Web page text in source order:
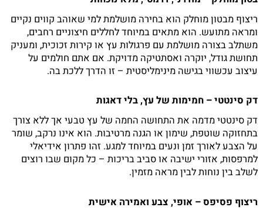
ריצוף מבטון מוחלק הוא בחירה מושלמת למי שאוהב קווים נקיים
ומראה מתועש. הוא מתאים במיוחד לחללים חיצוניים רחבים,
משתלב בצורה מושלמת עם פרגולות עץ או קירות זכוכית, ומעניק
תחושת גודל, יוקרה ואסתטיקה מדויקת. אם אתם חולמים על
עיצוב עכשווי בגישה מינימליסטית – זו הדרך ללכת בה.
דק סינטטי – חמימות של עץ, בלי דאגות
דק סינטטי מדמה את התחושה החמה של עץ טבעי אך ללא צורך
בתחזוקה שוטפת, שימון או הגנה מרטיבות. הוא אינו נרקב, שומר
על הצבע לאורך זמן ונעים במיוחד למגע. זהו פתרון אידיאלי
למרפסות, אזורי ישיבה או סביב בריכות – כל מקום שבו רוצים
לשלב בין נוחות לבין מראה מזמין.
ריצוף פסיפס – אופי, צבע ואמירה אישית